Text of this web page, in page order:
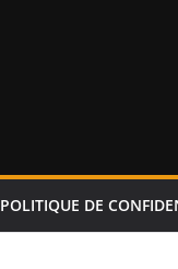
POLITIQUE DE